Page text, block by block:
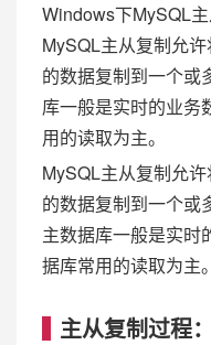
Windows下MySQL
MySQL主从复制允许
的数据复制到一个或
库一般是实时的业务
用的读取为主。
MySQL主从复制允许
的数据复制到一个或
主数据库一般是实时
据库常用的读取为主。
主从复制过程：